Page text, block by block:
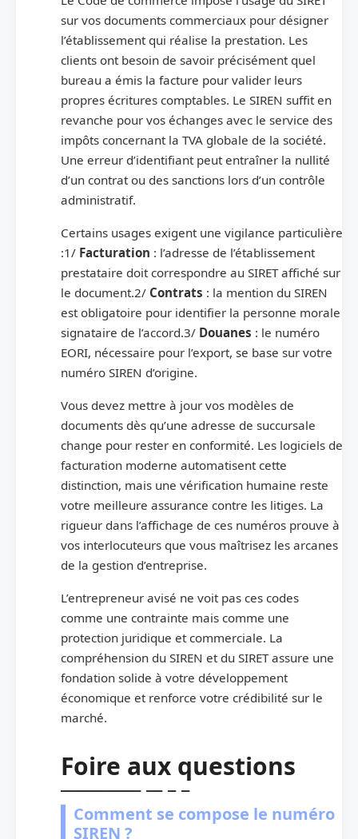
sur vos documents commerciaux pour désigner
l’établissement qui réalise la prestation. Les
clients ont besoin de savoir précisément quel
bureau a émis la facture pour valider leurs
propres écritures comptables. Le SIREN suffit en
revanche pour vos échanges avec le service des
impôts concernant la TVA globale de la société.
Une erreur d’identifiant peut entraîner la nullité
d’un contrat ou des sanctions lors d’un contrôle
administratif.
Certains usages exigent une vigilance particulière
:1/ Facturation : l’adresse de l’établissement
prestataire doit correspondre au SIRET affiché sur
le document.2/ Contrats : la mention du SIREN
est obligatoire pour identifier la personne morale
signataire de l’accord.3/ Douanes : le numéro
EORI, nécessaire pour l’export, se base sur votre
numéro SIREN d’origine.
Vous devez mettre à jour vos modèles de
documents dès qu’une adresse de succursale
change pour rester en conformité. Les logiciels de
facturation moderne automatisent cette
distinction, mais une vérification humaine reste
votre meilleure assurance contre les litiges. La
rigueur dans l’affichage de ces numéros prouve à
vos interlocuteurs que vous maîtrisez les arcanes
de la gestion d’entreprise.
L’entrepreneur avisé ne voit pas ces codes
comme une contrainte mais comme une
protection juridique et commerciale. La
compréhension du SIREN et du SIRET assure une
fondation solide à votre développement
économique et renforce votre crédibilité sur le
marché.
Foire aux questions
Comment se compose le numéro
SIREN ?